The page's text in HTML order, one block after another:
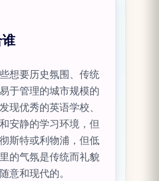
想要历史氛围、传统
于管理的城市规模的
现优秀的英语学校、
安静的学习环境，但
斯特或利物浦，但低
的气氛是传统而礼貌
意和现代的。